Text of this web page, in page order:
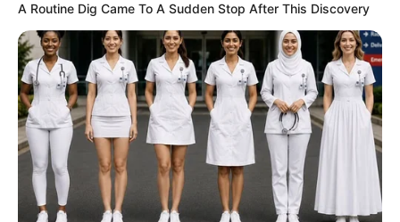
TAGS
ΕΥΒΟΙΑ
A Routine Dig Came To A Sudden Stop After This Discovery